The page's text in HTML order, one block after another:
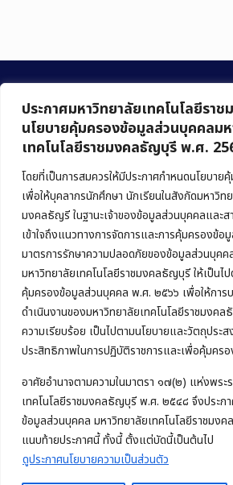
ประกาศมหาวิทยาลัยเทคโนโลยีรา
นโยบายคุ้มครองข้อมูลส่วนบุคคลม
เทคโนโลยีราชมงคลธัญบุรี พ.ศ.
โดยที่เป็นการสมควรให้มีประกาศกำหนดนโยบา
เพื่อให้บุคลากรนักศึกษา นักเรียนในสังกัดมหาวิท
มงคลธัญรี ในฐานะเจ้าของข้อมูลส่วนบุคคลและ
เข้าใจถึงแนวทางการจัดการและการคุ้มครองข้
มาตรการรักษาความปลอดภัยของข้อมูลส่วนบุคค
มหาวิทยาลัยเทคโนโลยีราชมงคลธัญบุรี ให้เป็น
คุ้มครองข้อมูลส่วนบุคคล พ.ศ. ๒๕๖๖ เพื่อให้การบ
ดำเนินงานของมหาวิทยาลัยเทคโนโลยีราชมงคล
ความเรียบร้อย เป็นไปตามนโยบายและวัตถุประ
ประสิทธิภาพในการปฏิบัติราชการและเพื่อคุ้มคร
อาศัยอำนาจตามความในมาตรา ๑๗(๒) แห่งพร
เทคโนโลยีราชมงคลธัญบุรี พ.ศ. ๒๕๔๘ จึงประก
ข้อมูลส่วนบุคคล มหาวิทยาลัยเทคโนโลยีราชมง
แนบท้ายประกาศนี้ ทั้งนี้ ตั้งแต่บัดนี้เป็นต้นไป
ดูประกาศนโยบายความเป็นส่วนตัว
คณะบริหารธุรกิจ
มหาวิทยาลัยเทคโนโลยีราชมงคลธัญบุรี
39 หมู่ 1 ถนนรังสิต-นครนายก ตำบลคลองหก
อำเภอคลองหลวง จังหวัดปทุมธานี 12120
Phone:+66 (0) 2549 3243,+66 (0) 2549
E-mail:bus@rmutt.ac.th
Copyright © 2022 คณะบริหารธุรกิจ มหาวิทยาลั
ธัญบุรี